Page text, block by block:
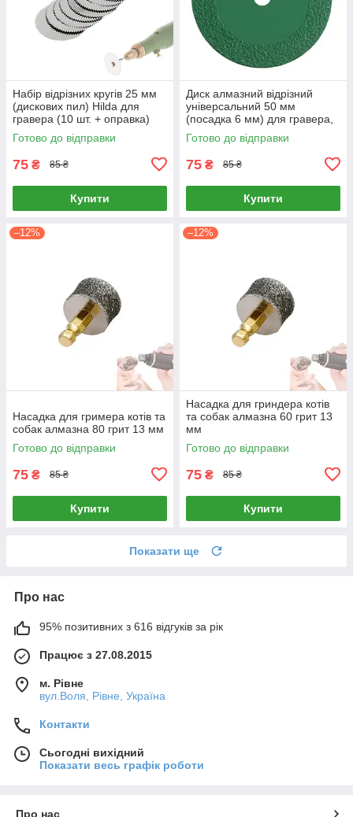
Набір відрізних кругів 25 мм
(дискових пил) Hilda для
гравера (10 шт. + оправка)
Готово до відправки
75 ₴ 85 ₴
Купити
Диск алмазний відрізний
універсальний 50 мм
(посадка 6 мм) для гравера,
бормашини та дриля
Готово до відправки
75 ₴ 85 ₴
Купити
–12%
Насадка для гримера котів та
собак алмазна 80 грит 13 мм
Готово до відправки
75 ₴ 85 ₴
Купити
–12%
Насадка для гриндера котів
та собак алмазна 60 грит 13
мм
Готово до відправки
75 ₴ 85 ₴
Купити
Показати ще
Про нас
95% позитивних з 616 відгуків за рік
Працює з 27.08.2015
м. Рівне
вул.Воля, Рівне, Україна
Контакти
Сьогодні вихідний
Показати весь графік роботи
Про нас